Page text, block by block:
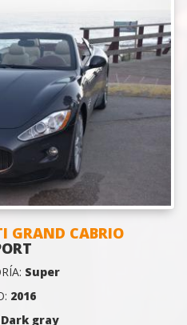
GRAND CABRIO
Super
2016
Dark gray